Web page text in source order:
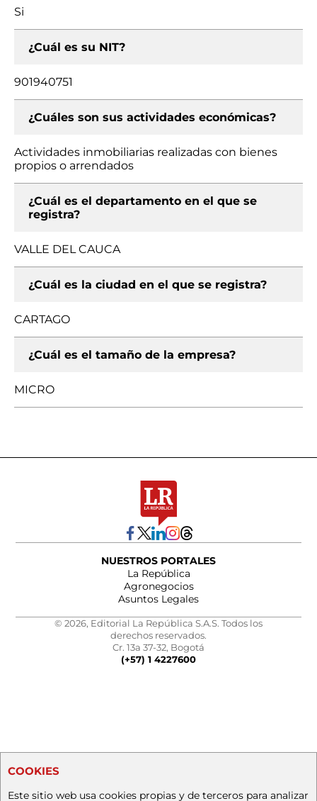
Si
¿Cuál es su NIT?
901940751
¿Cuáles son sus actividades económicas?
Actividades inmobiliarias realizadas con bienes
propios o arrendados
¿Cuál es el departamento en el que se
registra?
VALLE DEL CAUCA
¿Cuál es la ciudad en el que se registra?
CARTAGO
¿Cuál es el tamaño de la empresa?
MICRO
NUESTROS PORTALES
La República
Agronegocios
Asuntos Legales
© 2026, Editorial La República S.A.S. Todos los
derechos reservados.
Cr. 13a 37-32, Bogotá
(+57) 1 4227600
COOKIES
Este sitio web usa cookies propias y de terceros para analizar